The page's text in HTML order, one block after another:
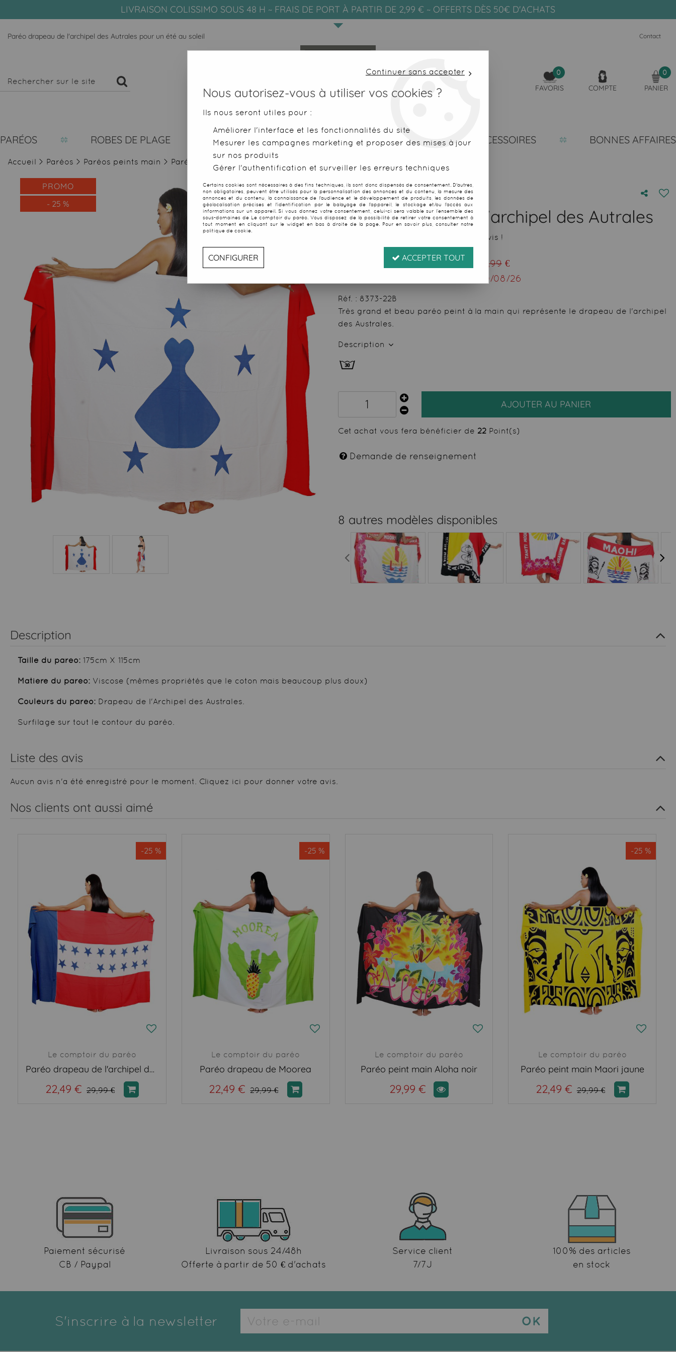
LIVRAISON COLISSIMO SOUS 48 H ~ FRAIS DE PORT À PARTIR DE 2,99 € ~ OFFERTS DÈS 50€ D'ACHATS
Paréo drapeau de l'archipel des Autrales pour un été au soleil Contact
0
FAVORIS COMPTE
0
PANIER
PARÉOS ROBES DE PLAGE SERVIETTES DE PLAGE FOUTAS ACCESSOIRES BONNES AFFAIRES
Accueil > Paréos > Paréos peints main > Paréo drapeau de l'archipel des Autrales
PROMO
- 25 %
Paréo drapeau de l'archipel des Autrales
Soyez le premier à donner votre avis !
€TTC au lieu de 29,99 €
10/08/26
Réf. : 8373-22B
Très grand et beau paréo peint à la main qui représente le drapeau de l'archipel
des Australes.
Description
AJOUTER AU PANIER
Cet achat vous fera bénéficier de 22 Point(s)
Demande de renseignement
8 autres modèles disponibles
Description
Taille du paréo: 175cm X 115cm
Matière du paréo: Viscose (mêmes propriétés que le coton mais beaucoup plus doux)
Couleurs du paréo: Drapeau de l'Archipel des Australes.
Surfilage sur tout le contour du paréo.
Liste des avis
Aucun avis n'a été enregistré pour le moment. Cliquez ici pour donner votre avis.
Nos clients ont aussi aimé
-25 %
Le comptoir du paréo
Paréo drapeau de l'archipel des Tuamotu
22,49 € 29,99 €
-25 %
Le comptoir du paréo
Paréo drapeau de Moorea
22,49 € 29,99 €
Le comptoir du paréo
Paréo peint main Aloha noir
29,99 €
-25 %
Le comptoir du paréo
Paréo peint main Maori jaune
22,49 € 29,99 €
Paiement sécurisé
CB / Paypal
Livraison sous 24/48h
Offerte à partir de 50 € d'achats
Service client
7/7J
100% des articles
en stock
S'inscrire à la newsletter
Continuer sans accepter
Nous autorisez-vous à utiliser vos cookies ?
Ils nous seront utiles pour :
Améliorer l'interface et les fonctionnalités du site
Mesurer les campagnes marketing et proposer des mises à jour
sur nos produits
Gérer l'authentification et surveiller les erreurs techniques
Certains cookies sont nécessaires à des fins techniques, ils sont donc dispensés de consentement. D'autres,
non obligatoires, peuvent être utilisés pour la personnalisation des annonces et du contenu, la mesure des
annonces et du contenu, la connaissance de l'audience et le développement de produits, les données de
géolocalisation précises et l'identification par le balayage de l'appareil, le stockage et/ou l'accès aux
informations sur un appareil. Si vous donnez votre consentement, celui-ci sera valable sur l’ensemble des
sous-domaines de Le comptoir du paréo. Vous disposez de la possibilité de retirer votre consentement à
tout moment en cliquant sur le widget en bas à droite de la page. Pour en savoir plus, consulter notre
politique de cookie.
CONFIGURER ACCEPTER TOUT